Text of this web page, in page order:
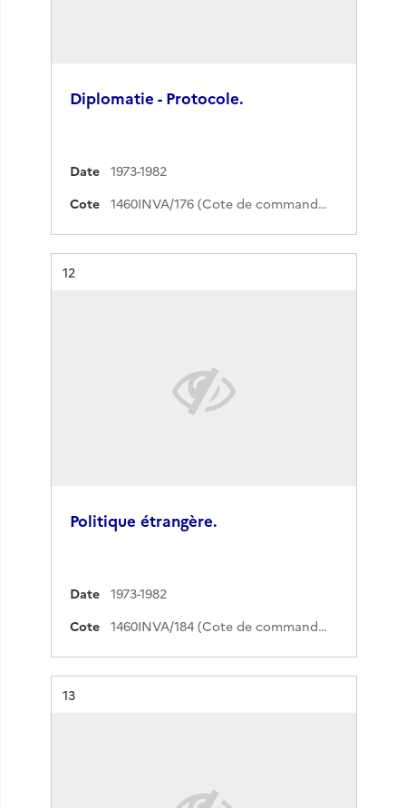
Diplomatie - Protocole.
Date
1973-1982
Cote
1460INVA/176 (Cote de commande)
Résultat n°
12
Politique étrangère.
Date
1973-1982
Cote
1460INVA/184 (Cote de commande)
Résultat n°
13